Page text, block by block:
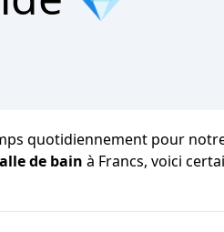
quotidiennement pour
de bain à Francs, voici